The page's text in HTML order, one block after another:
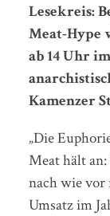
Lesekreis:
Meat-Hype
ab 14 Uhr
Kamenzer
„Die
Meat hält
nach wie vor
Umsatz im